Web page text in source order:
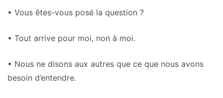
• Vous êtes-vous posé la question ?
• Tout arrive pour moi, non à moi.
• Nous ne disons aux autres que ce que nous avons
besoin d’entendre.